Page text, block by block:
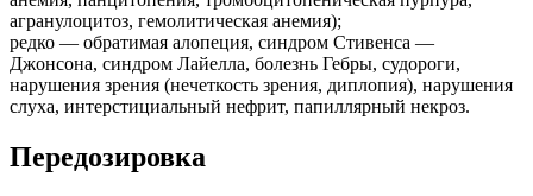
агранулоцитоз, гемолитическая анемия);
редко — обратимая алопеция, синдром Стивенса —
Джонсона, синдром Лайелла, болезнь Гебры, судороги,
нарушения зрения (нечеткость зрения, диплопия), нарушения
слуха, интерстициальный нефрит, папиллярный некроз.
Передозировка